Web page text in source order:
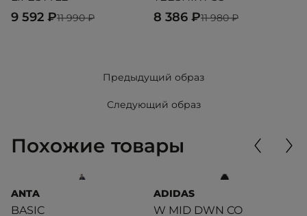
11 990 ₽
9 592 ₽ 11 980 ₽
8 386 ₽
Предыдущий образ
Следующий образ
Похожие товары
ANTA
BASIC
ADIDAS
W MID DWN CO